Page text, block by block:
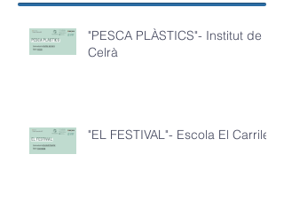
"PESCA PLÀSTICS"- Institut de
Celrà
"EL FESTIVAL"- Escola El Carrilet